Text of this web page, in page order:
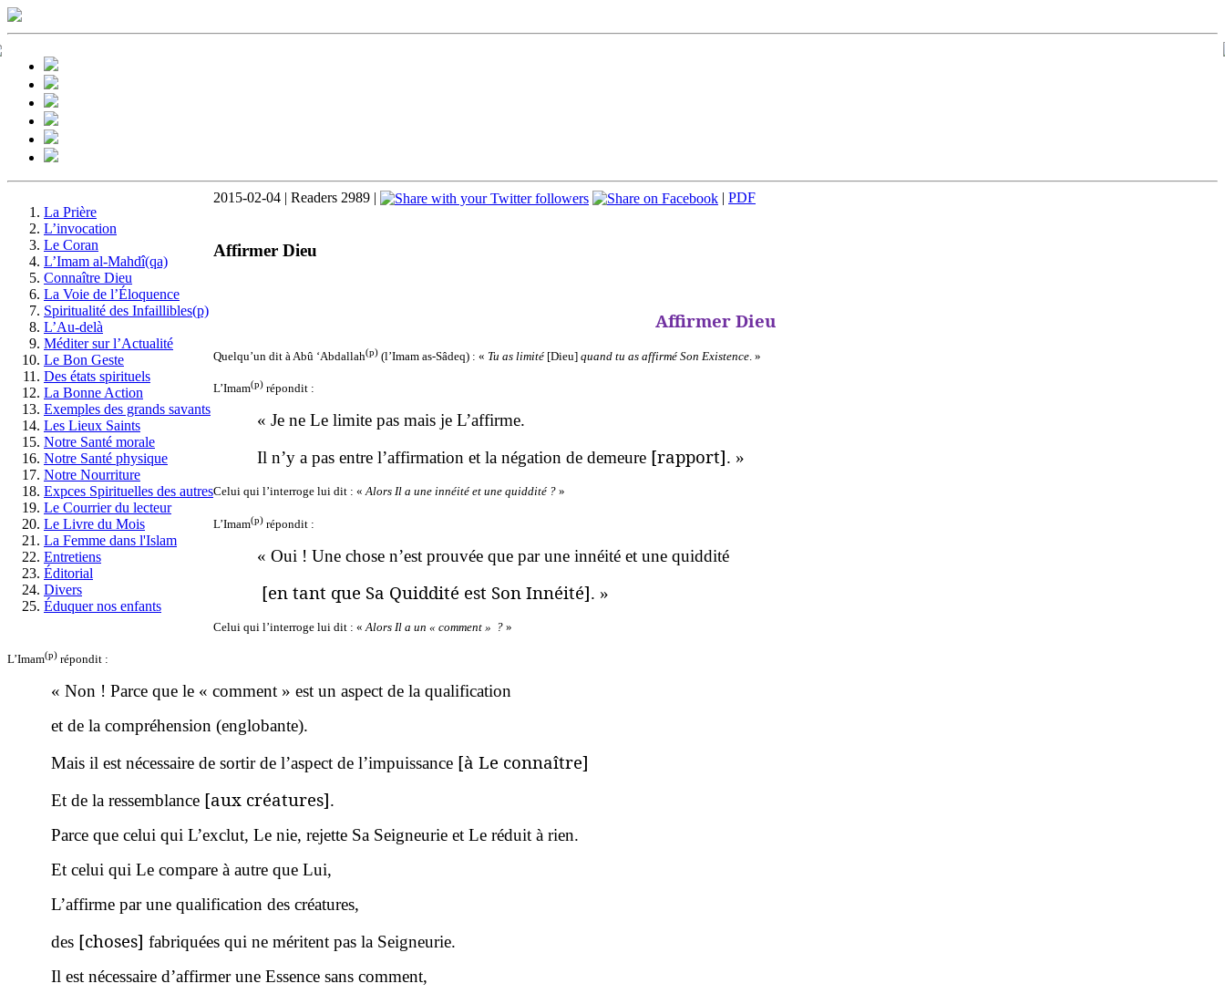
La Prière
L’invocation
Le Coran
L’Imam al-Mahdî(qa)
Connaître Dieu
La Voie de l’Éloquence
Spiritualité des Infaillibles(p)
L’Au-delà
Méditer sur l’Actualité
Le Bon Geste
Des états spirituels
La Bonne Action
Exemples des grands savants
Les Lieux Saints
Notre Santé morale
Notre Santé physique
Notre Nourriture
Expces Spirituelles des autres
Le Courrier du lecteur
Le Livre du Mois
La Femme dans l'Islam
Entretiens
Éditorial
Divers
Éduquer nos enfants
2015-02-04 | Readers 2989 | | PDF
Affirmer Dieu
Affirmer Dieu
Quelqu’un dit à Abû ‘Abdallah(p) (l’Imam as-Sâdeq) : « Tu as limité [Dieu] quand tu as affirmé Son Existence. »
L’Imam(p) répondit :
« Je ne Le limite pas mais je L’affirme.
Il n’y a pas entre l’affirmation et la négation de demeure [rapport]. »
Celui qui l’interroge lui dit : «Alors Il a une innéité et une quiddité ? »
L’Imam(p) répondit :
« Oui ! Une chose n’est prouvée que par une innéité et une quiddité
[en tant que Sa Quiddité est Son Innéité]. »
Celui qui l’interroge lui dit : « Alors Il a un « comment » ? »
L’Imam(p) répondit :
« Non ! Parce que le « comment » est un aspect de la qualification
et de la compréhension (englobante).
Mais il est nécessaire de sortir de l’aspect de l’impuissance [à Le connaître]
Et de la ressemblance [aux créatures].
Parce que celui qui L’exclut, Le nie, rejette Sa Seigneurie et Le réduit à rien.
Et celui qui Le compare à autre que Lui,
L’affirme par une qualification des créatures,
des [choses] fabriquées qui ne méritent pas la Seigneurie.
Il est nécessaire d’affirmer une Essence sans comment,